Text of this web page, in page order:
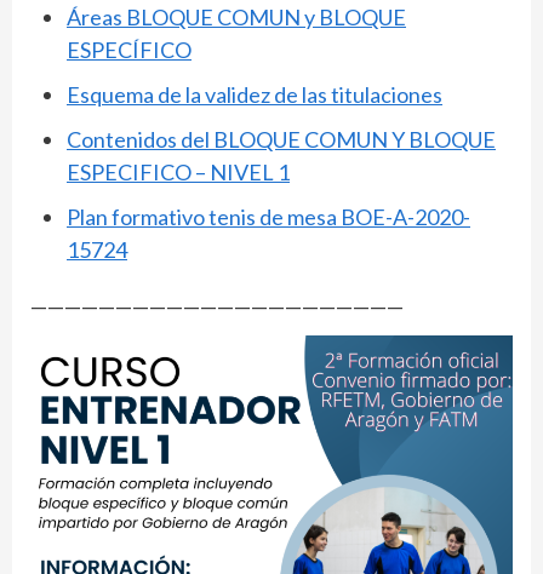
Áreas BLOQUE COMUN y BLOQUE
ESPECÍFICO
Esquema de la validez de las titulaciones
Contenidos del BLOQUE COMUN Y BLOQUE
ESPECIFICO – NIVEL 1
Plan formativo tenis de mesa BOE-A-2020-
15724
——————————————————————